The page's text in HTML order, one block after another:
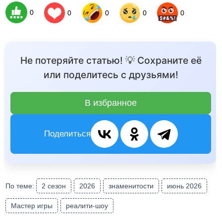
0 0 0 0 0
Не потеряйте статью! 💡 Сохраните её
или поделитесь с друзьями!
В избранное
Поделиться
По теме: 2 сезон 2026 знаменитости июнь 2026
Мастер игры реалити-шоу